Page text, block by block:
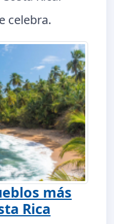
celebra.
más
Rica